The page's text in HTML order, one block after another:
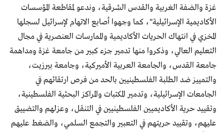
غزة والضفة الغربية والقدس الشرقية، وندعو لمقاطعة المؤسسات
الأكاديمية الإسرائيلية"، كما وجهوا أصابع الاتهام لإسرائيل لسجلها
المخزي في انتهاك الحريات الأكاديمية والممارسات العنصرية في مجال
التعليم العالي، وذكروا منها تدمير جزء كبير من جامعة غزة ومداهمة
جامعة القدس، والجامعة العربية الأميركية، وجامعة بيرزيت،
والتمييز ضد الطلبة الفلسطينيين بالحد من فرص ارتقائهم في
الجامعات الإسرائيلية، وتدمير المكتبات والمراكز البحثية الفلسطينية،
وتقييد حرية الأكاديميين الفلسطينيين في التنقل، وعزلهم والتضييق
عليهم، وتقييد حريتهم في التعبير والتجمع السلمي، والضغط عليهم